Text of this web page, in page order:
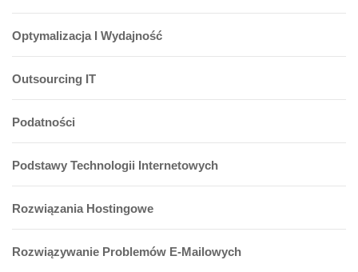
Optymalizacja I Wydajność
Outsourcing IT
Podatności
Podstawy Technologii Internetowych
Rozwiązania Hostingowe
Rozwiązywanie Problemów E-Mailowych